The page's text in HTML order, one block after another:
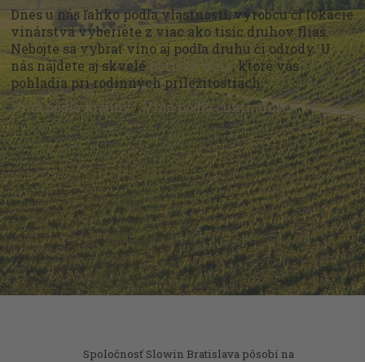
Dnes u nás ľahko podľa vlastností, výrobcu či lokácie
vinárstva vyberiete z viac ako tisíc druhov fliaš.
Nebojte sa vybrať víno aj podľa druhu či odrody. U
nás nájdete aj skveléportské vína, ktoré vás
pohladia pri rodinných príležitostiach.
Vína podľa krajiny/Vína podľa cukrnatosti
Spoločnosť Slowin Bratislava pôsobí na